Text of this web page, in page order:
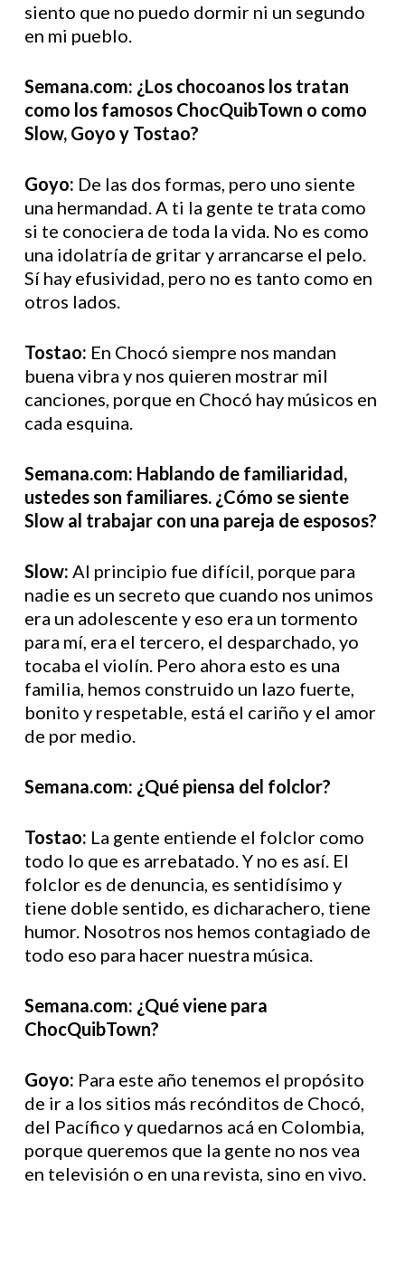
siento que no puedo dormir ni un segundo
en mi pueblo.
Semana.com: ¿Los chocoanos los tratan
como los famosos ChocQuibTown o como
Slow, Goyo y Tostao?
Goyo: De las dos formas, pero uno siente
una hermandad. A ti la gente te trata como
si te conociera de toda la vida. No es como
una idolatría de gritar y arrancarse el pelo.
Sí hay efusividad, pero no es tanto como en
otros lados.
Tostao: En Chocó siempre nos mandan
buena vibra y nos quieren mostrar mil
canciones, porque en Chocó hay músicos en
cada esquina.
Semana.com: Hablando de familiaridad,
ustedes son familiares. ¿Cómo se siente
Slow al trabajar con una pareja de esposos?
Slow: Al principio fue difícil, porque para
nadie es un secreto que cuando nos unimos
era un adolescente y eso era un tormento
para mí, era el tercero, el desparchado, yo
tocaba el violín. Pero ahora esto es una
familia, hemos construido un lazo fuerte,
bonito y respetable, está el cariño y el amor
de por medio.
Semana.com: ¿Qué piensa del folclor?
Tostao: La gente entiende el folclor como
todo lo que es arrebatado. Y no es así. El
folclor es de denuncia, es sentidísimo y
tiene doble sentido, es dicharachero, tiene
humor. Nosotros nos hemos contagiado de
todo eso para hacer nuestra música.
Semana.com: ¿Qué viene para
ChocQuibTown?
Goyo: Para este año tenemos el propósito
de ir a los sitios más recónditos de Chocó,
del Pacífico y quedarnos acá en Colombia,
porque queremos que la gente no nos vea
en televisión o en una revista, sino en vivo.